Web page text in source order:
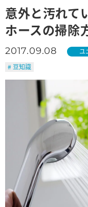
意外と汚れて
ホースの掃除
2017.09.08
ユ
# 豆知識